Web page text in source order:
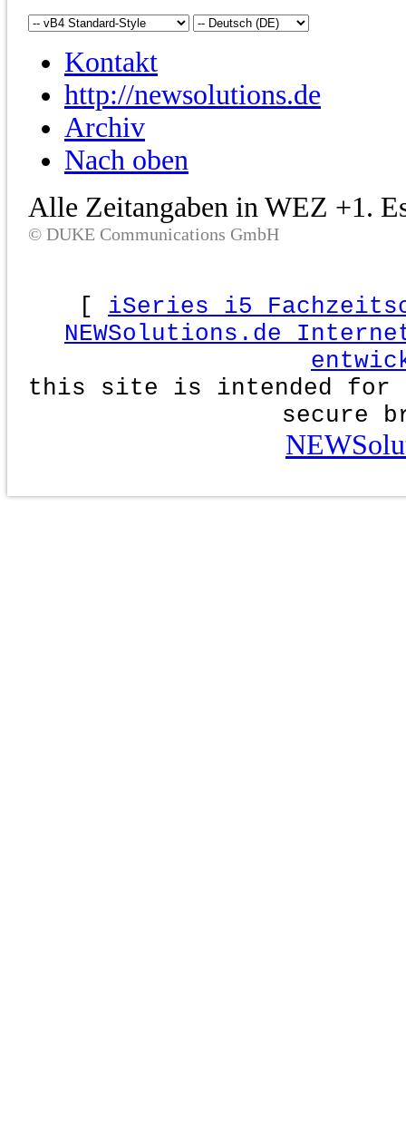
Kontakt
http://newsolutions.de
Archiv
Nach oben
Alle Zeitangaben in WEZ +1.
© DUKE Communications GmbH
[ iSeries i5
NEWSolutions.de
this site is intended for
secure